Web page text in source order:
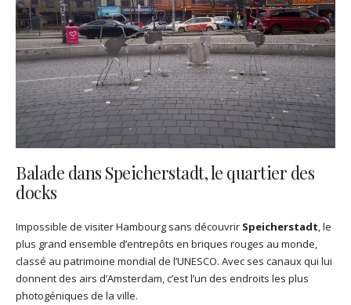
Balade dans Speicherstadt, le quartier des
docks
Impossible de visiter Hambourg sans découvrir Speicherstadt, le
plus grand ensemble d’entrepôts en briques rouges au monde,
classé au patrimoine mondial de l’UNESCO. Avec ses canaux qui lui
donnent des airs d’Amsterdam, c’est l’un des endroits les plus
photogéniques de la ville.